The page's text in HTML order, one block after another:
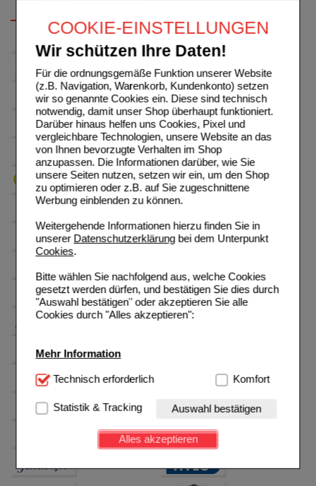
COOKIE-EINSTELLUNGEN
Wir schützen Ihre Daten!
Für die ordnungsgemäße Funktion unserer Website
(z.B. Navigation, Warenkorb, Kundenkonto) setzen
wir so genannte Cookies ein. Diese sind technisch
notwendig, damit unser Shop überhaupt funktioniert.
Darüber hinaus helfen uns Cookies, Pixel und
vergleichbare Technologien, unsere Website an das
von Ihnen bevorzugte Verhalten im Shop
anzupassen. Die Informationen darüber, wie Sie
unsere Seiten nutzen, setzen wir ein, um den Shop
zu optimieren oder z.B. auf Sie zugeschnittene
Werbung einblenden zu können.
Weitergehende Informationen hierzu finden Sie in
unserer Datenschutzerklärungbei dem Unterpunkt
Cookies.
Bitte wählen Sie nachfolgend aus, welche Cookies
gesetzt werden dürfen, und bestätigen Sie dies durch
"Auswahl bestätigen" oder akzeptieren Sie alle
Cookies durch "Alles akzeptieren":
Mehr Information
Technisch Notwendig:Hierbei handelt es sich um
Website notwendig sind (z.B. Navigation, Warenkorb,
Kundenkonto), weshalb auf diese nicht verzichtet
werden kann.
Einkaufserlebnis noch ansprechender zu gestalten,
Technisch erforderlich Komfort
Statistik & Tracking Auswahl bestätigen
Alles akzeptieren